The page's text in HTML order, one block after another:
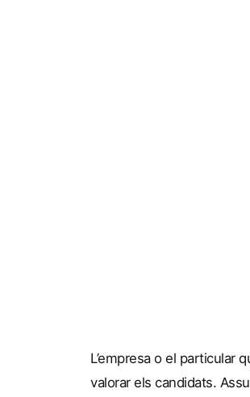
L’empresa o el particular
valorar els candidats.